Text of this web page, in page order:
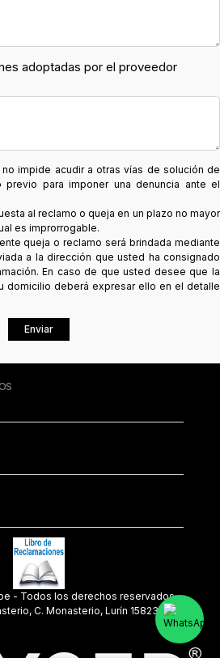
adoptadas por el proveedor
impide acudir a otras vías de solución de
para imponer una denuncia ante el
al reclamo o queja en un plazo no mayor
es improrrogable.
queja o reclamo será brindada mediante
a la dirección que usted ha consignado
En caso de que usted desee que la
domicilio deberá expresar ello en el detalle
Enviar
- Todos los derechos reservados.
C. Monasterio, Lurín 15823